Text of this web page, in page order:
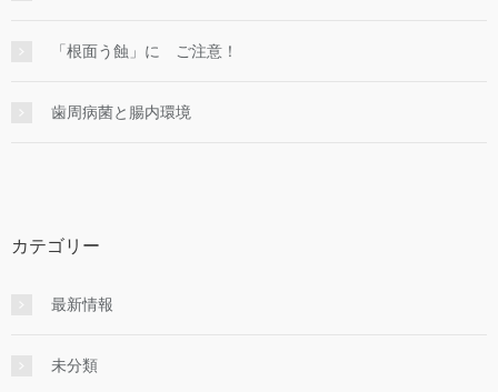
「根面う蝕」に ご注意！
歯周病菌と腸内環境
カテゴリー
最新情報
未分類